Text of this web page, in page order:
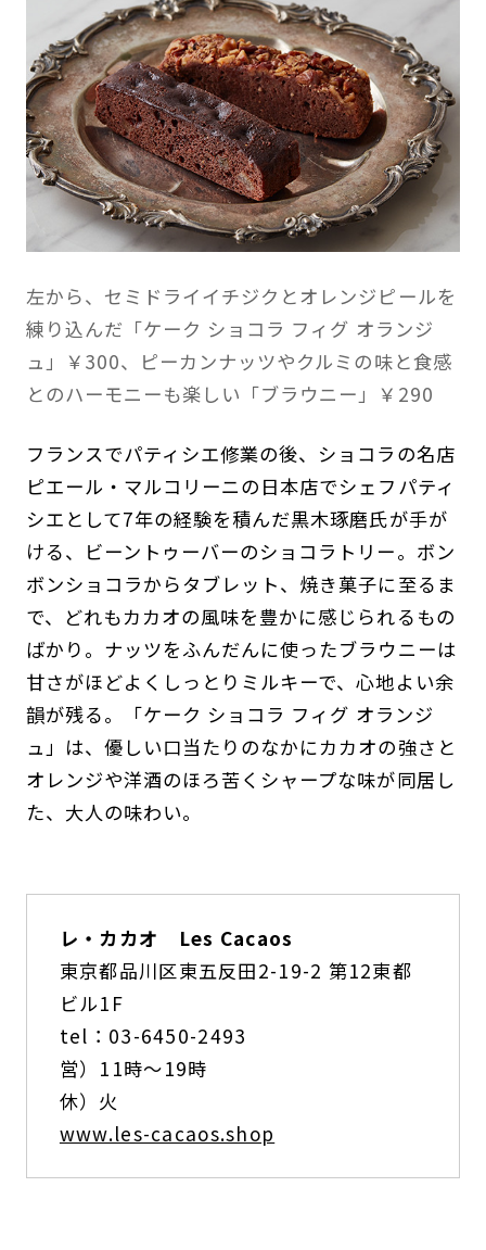
左から、セミドライイチジクとオレンジピールを
練り込んだ「ケーク ショコラ フィグ オランジ
ュ」￥300、ピーカンナッツやクルミの味と食感
とのハーモニーも楽しい「ブラウニー」￥290
フランスでパティシエ修業の後、ショコラの名店
ピエール・マルコリーニの日本店でシェフパティ
シエとして7年の経験を積んだ黒木琢磨氏が手が
ける、ビーントゥーバーのショコラトリー。ボン
ボンショコラからタブレット、焼き菓子に至るま
で、どれもカカオの風味を豊かに感じられるもの
ばかり。ナッツをふんだんに使ったブラウニーは
甘さがほどよくしっとりミルキーで、心地よい余
韻が残る。「ケーク ショコラ フィグ オランジ
ュ」は、優しい口当たりのなかにカカオの強さと
オレンジや洋酒のほろ苦くシャープな味が同居し
た、大人の味わい。
レ・カカオ Les Cacaos
東京都品川区東五反田2-19-2 第12東都
ビル1F
tel：03-6450-2493
営）11時〜19時
休）火
www.les-cacaos.shop